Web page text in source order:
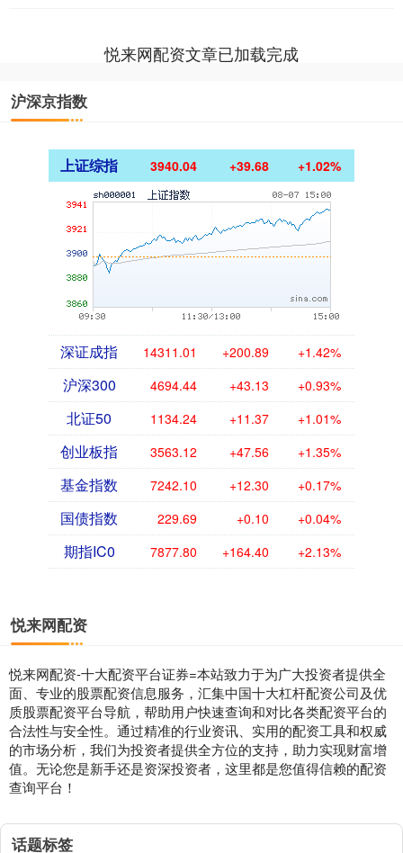
悦来网配资文章已加载完成
沪深京指数
上证综指 3940.04 +39.68 +1.02%
深证成指 14311.01 +200.89 +1.42%
沪深300 4694.44 +43.13 +0.93%
北证50 1134.24 +11.37 +1.01%
创业板指 3563.12 +47.56 +1.35%
基金指数 7242.10 +12.30 +0.17%
国债指数 229.69 +0.10 +0.04%
期指IC0 7877.80 +164.40 +2.13%
悦来网配资
悦来网配资-十大配资平台证券=本站致力于为广大投资者提供全
面、专业的股票配资信息服务，汇集中国十大杠杆配资公司及优
质股票配资平台导航，帮助用户快速查询和对比各类配资平台的
合法性与安全性。通过精准的行业资讯、实用的配资工具和权威
的市场分析，我们为投资者提供全方位的支持，助力实现财富增
值。无论您是新手还是资深投资者，这里都是您值得信赖的配资
查询平台！
话题标签